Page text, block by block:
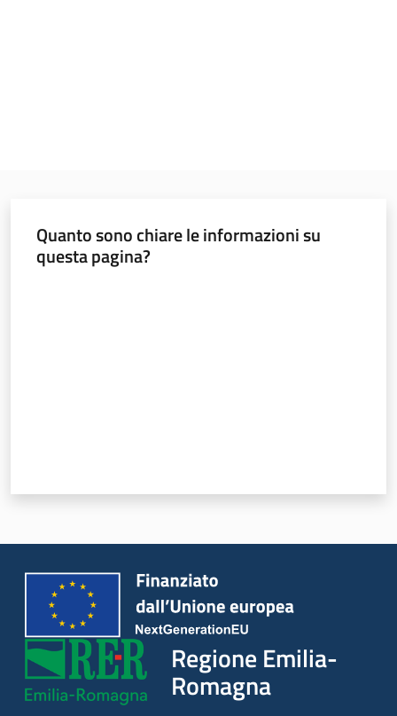
Romagna
Quanto sono chiare le informazioni su
questa pagina?
Regione Emilia-
Romagna